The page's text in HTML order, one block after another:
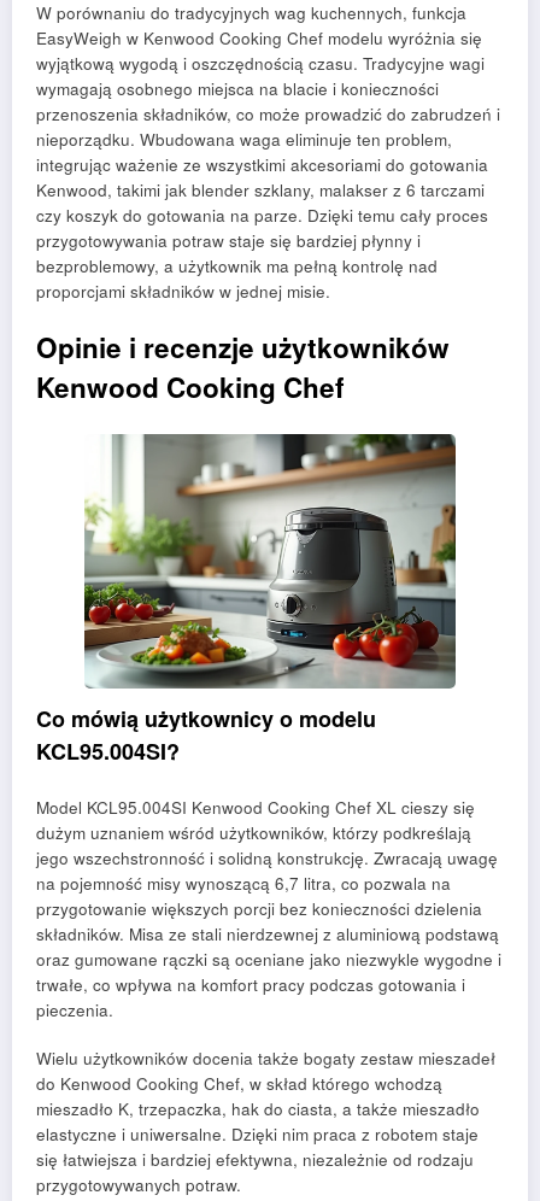
W porównaniu do tradycyjnych wag kuchennych, funkcja
EasyWeigh w Kenwood Cooking Chef modelu wyróżnia się
wyjątkową wygodą i oszczędnością czasu. Tradycyjne wagi
wymagają osobnego miejsca na blacie i konieczności
przenoszenia składników, co może prowadzić do zabrudzeń i
nieporządku. Wbudowana waga eliminuje ten problem,
integrując ważenie ze wszystkimi akcesoriami do gotowania
Kenwood, takimi jak blender szklany, malakser z 6 tarczami
czy koszyk do gotowania na parze. Dzięki temu cały proces
przygotowywania potraw staje się bardziej płynny i
bezproblemowy, a użytkownik ma pełną kontrolę nad
proporcjami składników w jednej misie.
Opinie i recenzje użytkowników
Kenwood Cooking Chef
Co mówią użytkownicy o modelu
KCL95.004SI?
Model KCL95.004SI Kenwood Cooking Chef XL cieszy się
dużym uznaniem wśród użytkowników, którzy podkreślają
jego wszechstronność i solidną konstrukcję. Zwracają uwagę
na pojemność misy wynoszącą 6,7 litra, co pozwala na
przygotowanie większych porcji bez konieczności dzielenia
składników. Misa ze stali nierdzewnej z aluminiową podstawą
oraz gumowane rączki są oceniane jako niezwykle wygodne i
trwałe, co wpływa na komfort pracy podczas gotowania i
pieczenia.
Wielu użytkowników docenia także bogaty zestaw mieszadeł
do Kenwood Cooking Chef, w skład którego wchodzą
mieszadło K, trzepaczka, hak do ciasta, a także mieszadło
elastyczne i uniwersalne. Dzięki nim praca z robotem staje
się łatwiejsza i bardziej efektywna, niezależnie od rodzaju
przygotowywanych potraw.